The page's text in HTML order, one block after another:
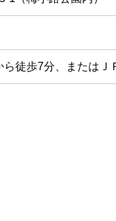
徒歩7分、または